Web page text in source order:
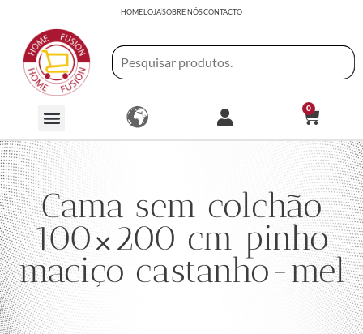
HOMELOJASOBRE NÓSCONTACTO
0
Cama sem colchão
100×200 cm pinho
maciço castanho-mel